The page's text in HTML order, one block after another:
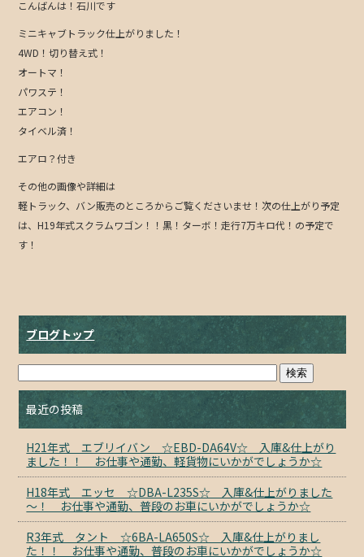
こんばんは！石川です
ミニキャブトラック仕上がりました！
4WD！切り替え式！
オートマ！
パワステ！
エアコン！
タイベル済！
エアロ？付き
その他の画像や詳細は
軽トラック、バン販売のところからご覧くださいませ！次の仕上がり予定
は、H19年式スクラムワゴン！！黒！ターボ！走行7万キロ代！の予定で
す！
ブログトップ
最近の投稿
H21年式 エブリイバン ☆EBD-DA64V☆ 入庫&仕上がり
ました！！ お仕事や通勤、軽貨物にいかがでしょうか☆
H18年式 エッセ ☆DBA-L235S☆ 入庫&仕上がりました
～！ お仕事や通勤、普段のお車にいかがでしょうか☆
R3年式 タント ☆6BA-LA650S☆ 入庫&仕上がりまし
た！！ お仕事や通勤、普段のお車にいかがでしょうか☆